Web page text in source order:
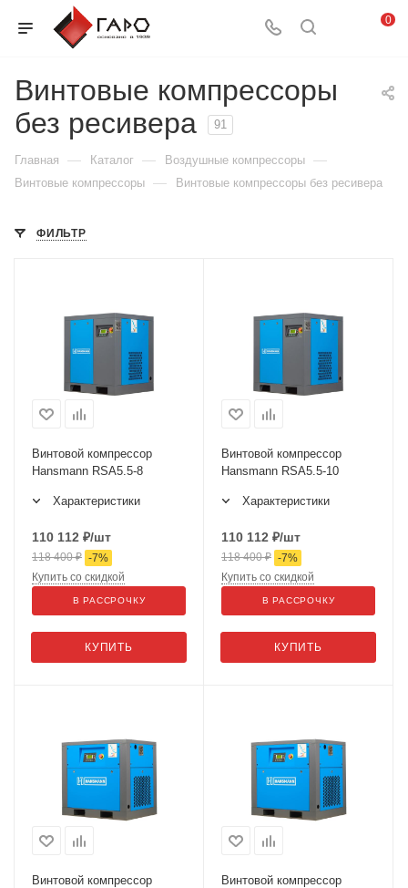
0
Винтовые компрессоры
без ресивера
91
Главная — Каталог — Воздушные компрессоры —
Винтовые компрессоры — Винтовые компрессоры без ресивера
ФИЛЬТР
Винтовой компрессор
Hansmann RSA5.5-8
Характеристики
110 112 ₽/шт
118 400₽ -7%
КУПИТЬ
Купить со скидкой
В РАССРОЧКУ
Винтовой компрессор
Hansmann RSA5.5-10
Характеристики
110 112 ₽/шт
118 400₽ -7%
КУПИТЬ
Купить со скидкой
В РАССРОЧКУ
Винтовой компрессор
Винтовой компрессор